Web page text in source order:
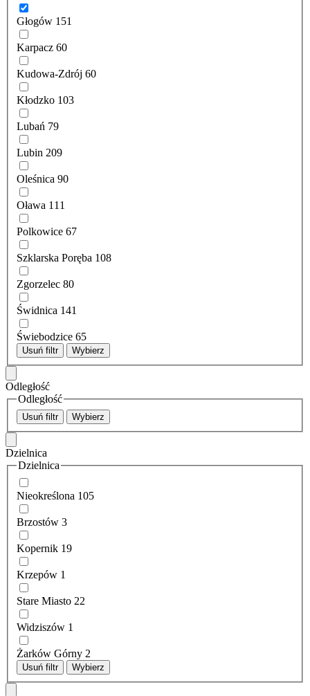
Głogów 151
Karpacz 60
Kudowa-Zdrój 60
Kłodzko 103
Lubań 79
Lubin 209
Oleśnica 90
Oława 111
Polkowice 67
Szklarska Poręba 108
Zgorzelec 80
Świdnica 141
Świebodzice 65
Usuń filtr Wybierz
Odległość
Odległość
Usuń filtr Wybierz
Dzielnica
Dzielnica
Nieokreślona 105
Brzostów 3
Kopernik 19
Krzepów 1
Stare Miasto 22
Widziszów 1
Żarków Górny 2
Usuń filtr Wybierz